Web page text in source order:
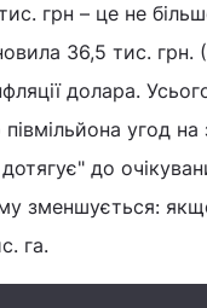
грн – це не
36,5 тис.
долара.
угод
до
зменшується:
га.